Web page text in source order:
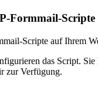
Formmail-Scripte
Scripte auf Ihrem
das Script.
zur Verfügung.